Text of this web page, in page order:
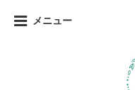
メニュー